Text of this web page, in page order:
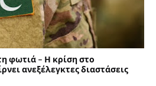
φωτιά – Η κρίση στο
ανεξέλεγκτες διαστάσεις